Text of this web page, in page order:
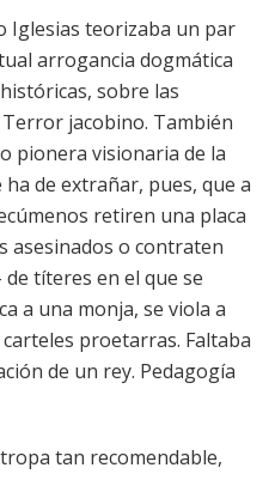
Iglesias teorizaba un par
arrogancia dogmática
sobre las
jacobino. También
pionera visionaria de la
de extrañar, pues, que a
retiren una placa
asesinados o contraten
de títeres en el que se
a una monja, se viola a
proetarras. Faltaba
de un rey. Pedagogía
tan recomendable,